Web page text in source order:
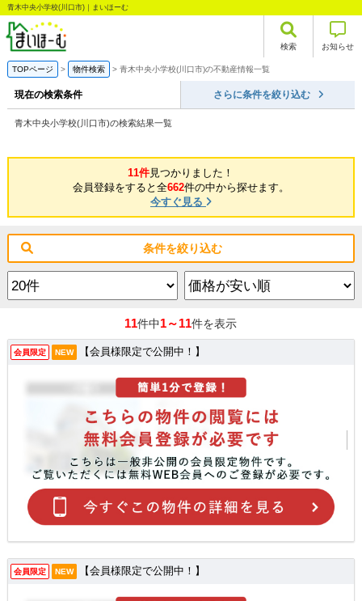
青木中央小学校(川口市)｜まいほーむ
検索 お知らせ
TOPページ 物件検索 青木中央小学校(川口市)の不動産情報一覧
現在の検索条件 さらに条件を絞り込む
青木中央小学校(川口市)の検索結果一覧
11件見つかりました！
会員登録をすると全662件の中から探せます。
今すぐ見る
条件を絞り込む
11件中1～11件を表示
会員限定 NEW 【会員様限定で公開中！】
会員限定 NEW 【会員様限定で公開中！】